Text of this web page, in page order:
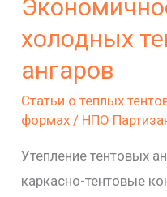
холодных
ангаров
Статьи о тёплых
формах / НПО
Утепление тентовых
каркасно-тентовые
холодных
тентовых